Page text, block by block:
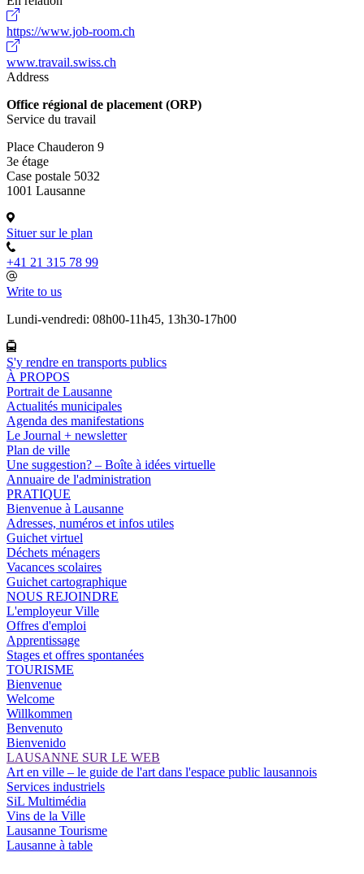
https://www.job-room.ch
www.travail.swiss.ch
Address
Office régional de placement (ORP)
Service du travail
Place Chauderon 9
3e étage
Case postale 5032
1001 Lausanne
Situer sur le plan
+41 21 315 78 99
Write to us
Lundi-vendredi: 08h00-11h45, 13h30-17h00
S'y rendre en transports publics
À PROPOS
Portrait de Lausanne
Actualités municipales
Agenda des manifestations
Le Journal + newsletter
Plan de ville
Une suggestion? – Boîte à idées virtuelle
Annuaire de l'administration
PRATIQUE
Bienvenue à Lausanne
Adresses, numéros et infos utiles
Guichet virtuel
Déchets ménagers
Vacances scolaires
Guichet cartographique
NOUS REJOINDRE
L'employeur Ville
Offres d'emploi
Apprentissage
Stages et offres spontanées
TOURISME
Bienvenue
Welcome
Willkommen
Benvenuto
Bienvenido
LAUSANNE SUR LE WEB
Art en ville – le guide de l'art dans l'espace public lausannois
Services industriels
SiL Multimédia
Vins de la Ville
Lausanne Tourisme
Lausanne à table